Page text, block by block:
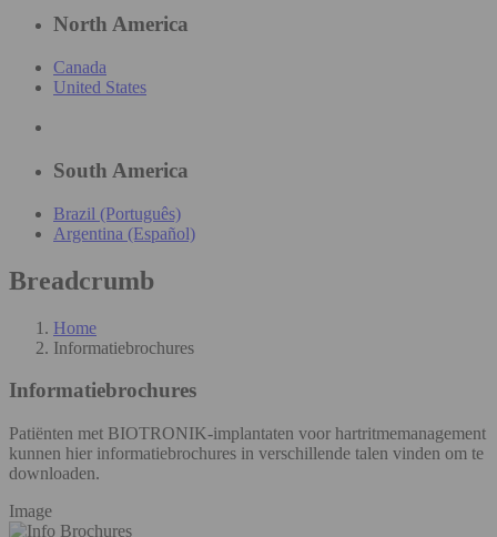
North America
Canada
United States
South America
Brazil (Português)
Argentina (Español)
Breadcrumb
Home
Informatiebrochures
Informatiebrochures
Patiënten met BIOTRONIK-implantaten voor hartritmemanagement
kunnen hier informatiebrochures in verschillende talen vinden om te
downloaden.
Image